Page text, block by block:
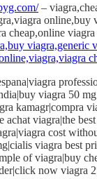
–
online,buy
cheap,online viagra
viagra,generic
viagra 50
kamagr|compra
achat viagra|the
cost
viagra best
of viagra|buy
now viagra